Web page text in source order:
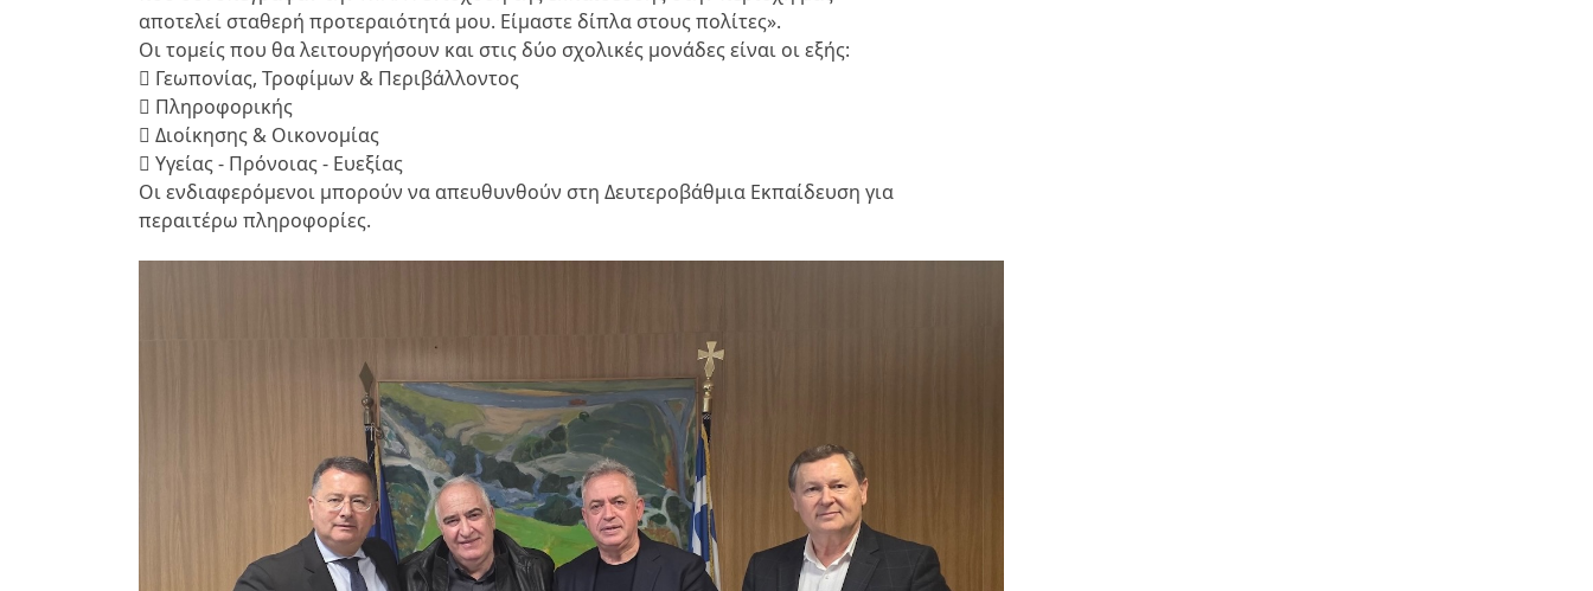
αποτελεί σταθερή προτεραιότητά μου. Είμαστε δίπλα στους πολίτες».
Οι τομείς που θα λειτουργήσουν και στις δύο σχολικές μονάδες είναι οι εξής:
 Γεωπονίας, Τροφίμων & Περιβάλλοντος
 Πληροφορικής
 Διοίκησης & Οικονομίας
 Υγείας - Πρόνοιας - Ευεξίας
Οι ενδιαφερόμενοι μπορούν να απευθυνθούν στη Δευτεροβάθμια Εκπαίδευση για
περαιτέρω πληροφορίες.